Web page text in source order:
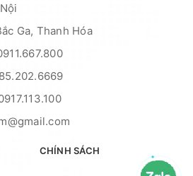
Ga, Thanh Hóa
CHÍNH SÁCH